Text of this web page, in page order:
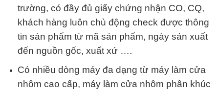
trường, có đầy đủ giấy chứng nhận CO, CQ,
khách hàng luôn chủ động check được thông
tin sản phẩm từ mã sản phẩm, ngày sản xuất
đến nguồn gốc, xuất xứ ….
Có nhiều dòng máy đa dạng từ máy làm cửa
nhôm cao cấp, máy làm cửa nhôm phân khúc